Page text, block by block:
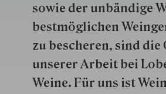
so­wie der un­bän­dige
best­mög­lich­en
zu besche­ren, sind die
unserer Arbeit bei
Weine. Für uns ist